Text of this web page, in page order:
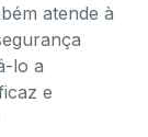
atende à
lo a
e